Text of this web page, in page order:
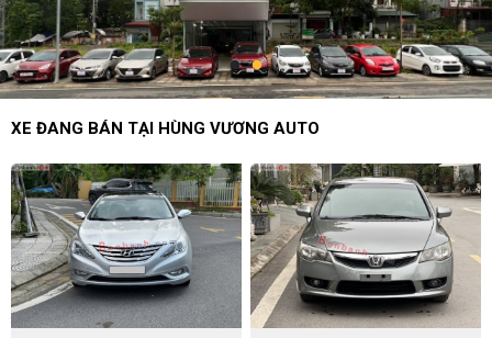
XE ĐANG BÁN TẠI HÙNG VƯƠNG AUTO